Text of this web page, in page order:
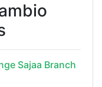
Sajaa Branch